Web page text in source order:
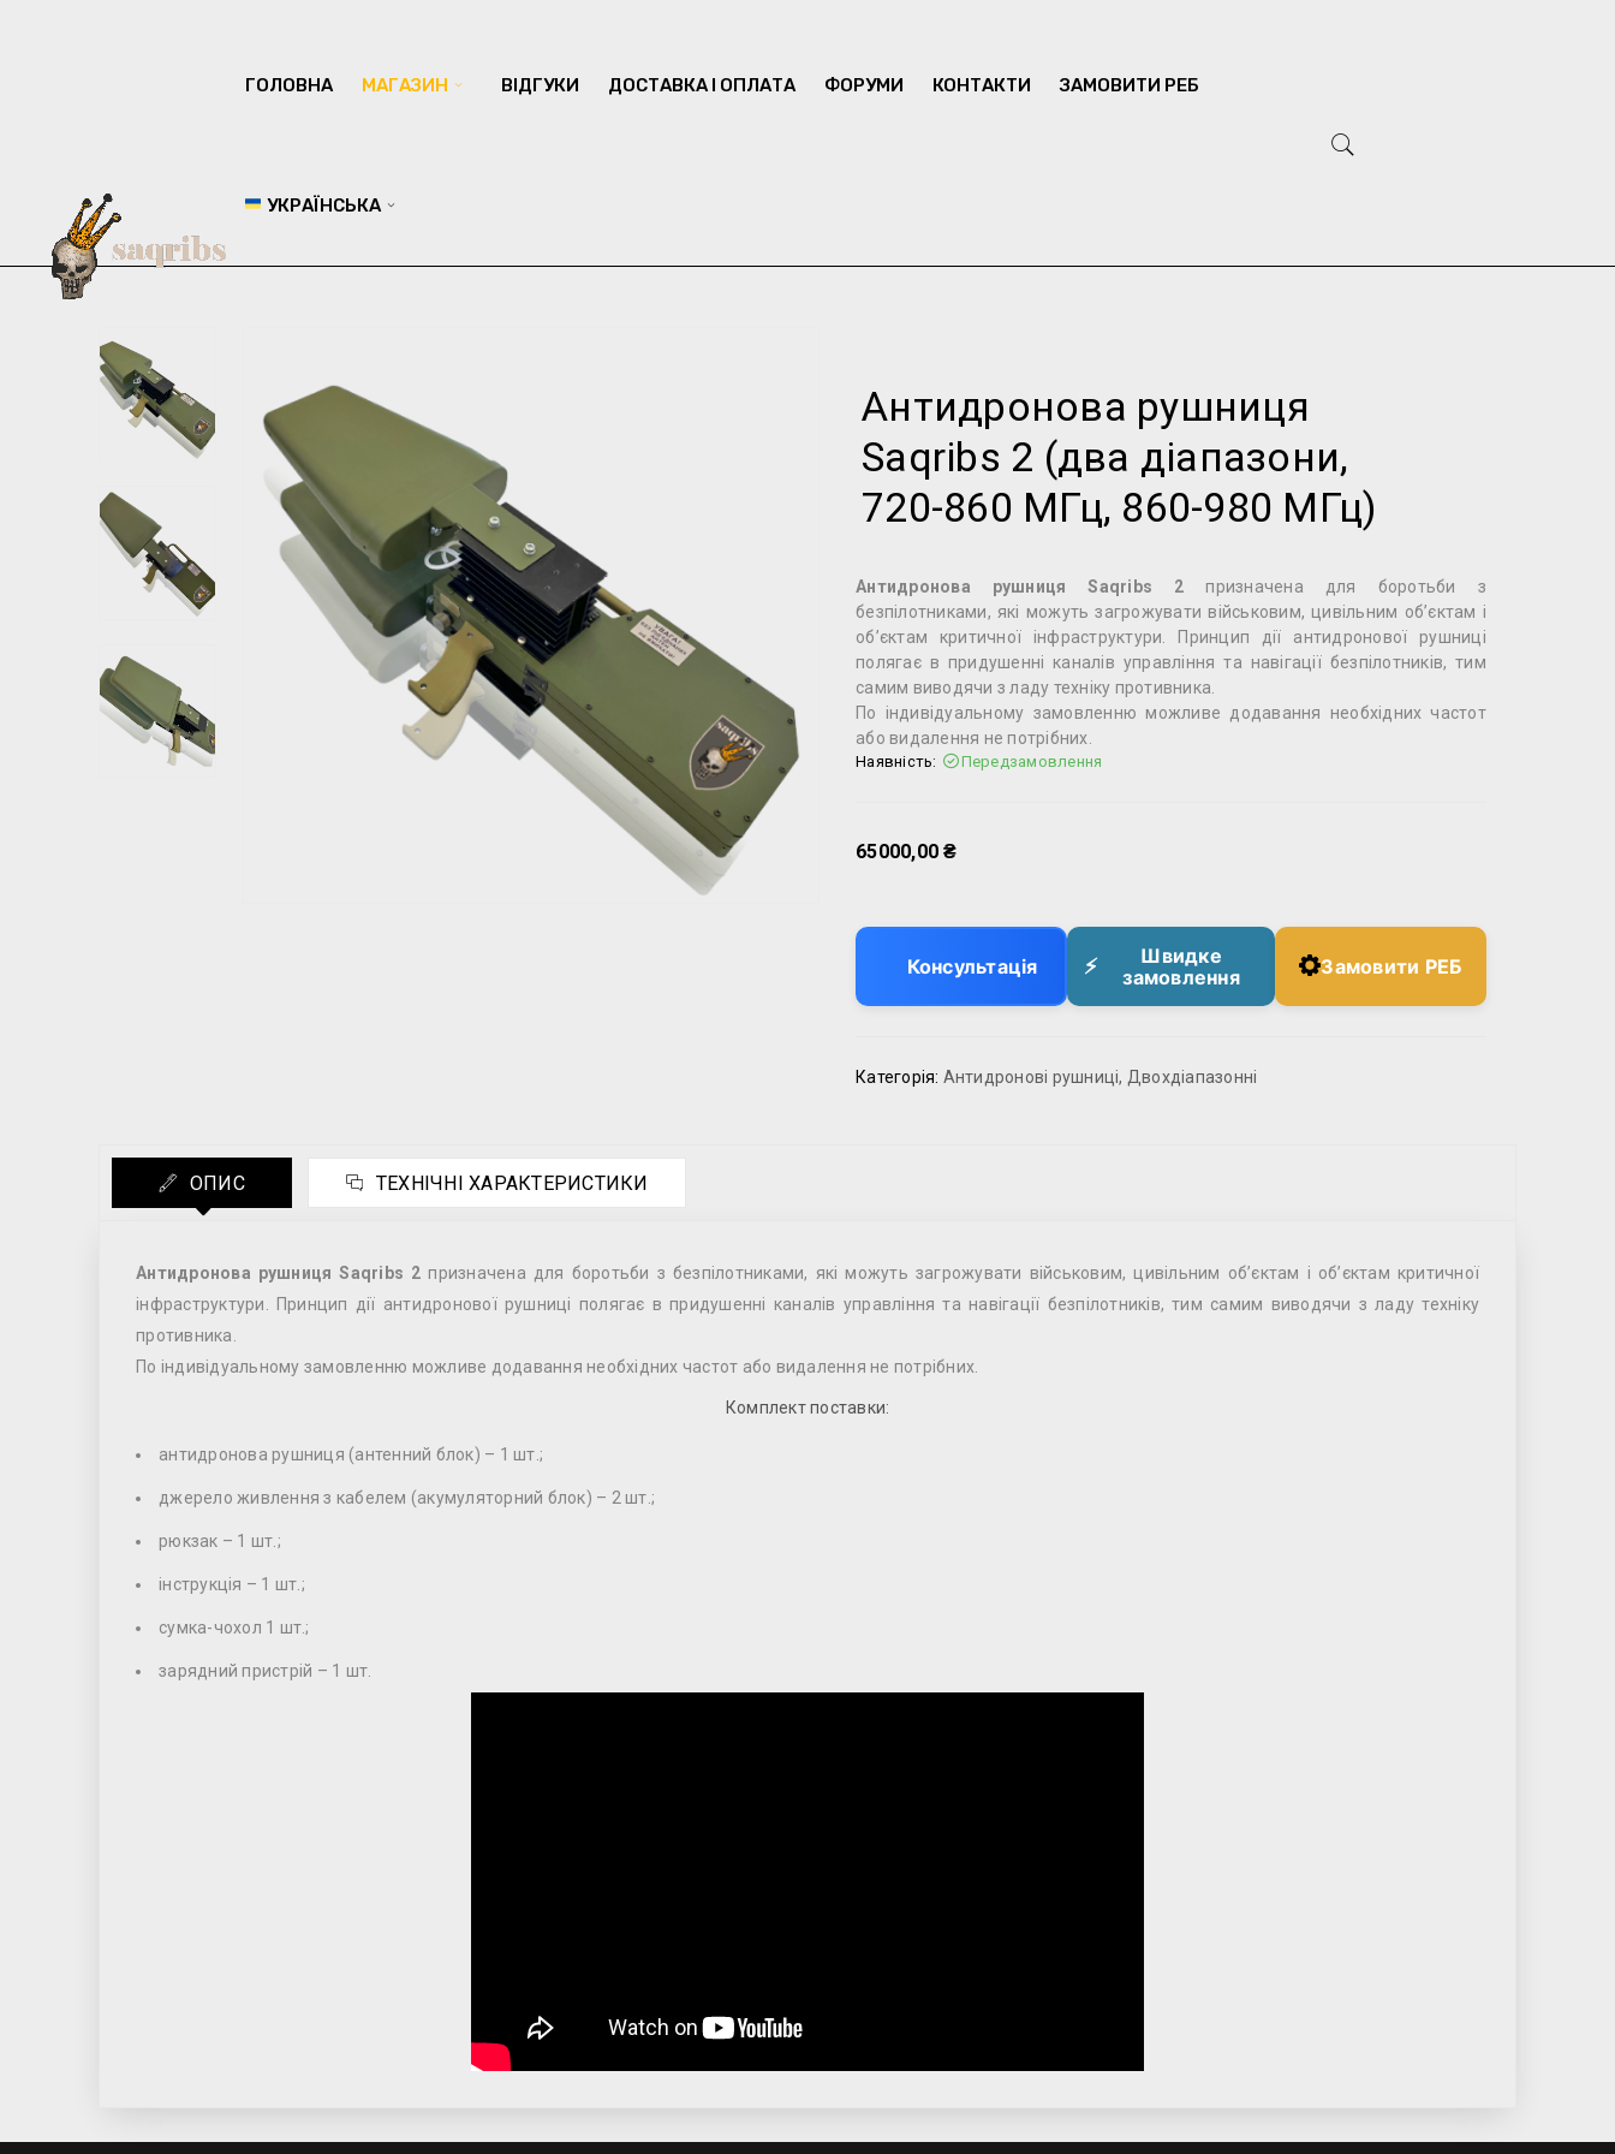
ГОЛОВНА МАГАЗИН ВІДГУКИ ДОСТАВКА І ОПЛАТА ФОРУМИ КОНТАКТИ ЗАМОВИТИ РЕБ
УКРАЇНСЬКА
Антидронова рушниця
Saqribs 2 (два діапазони,
720-860 МГц, 860-980 МГц)
Антидронова рушниця Saqribs 2 призначена для боротьби з
безпілотниками, які можуть загрожувати військовим, цивільним об’єктам і
об’єктам критичної інфраструктури. Принцип дії антидронової рушниці
полягає в придушенні каналів управління та навігації безпілотників, тим
самим виводячи з ладу техніку противника.
По індивідуальному замовленню можливе додавання необхідних частот
або видалення не потрібних.
Наявність: Передзамовлення
65000,00₴
Консультація
Швидке
замовлення
Замовити РЕБ
Категорія: Антидронові рушниці, Двохдіапазонні
ОПИС ТЕХНІЧНІ ХАРАКТЕРИСТИКИ
Антидронова рушниця Saqribs 2 призначена для боротьби з безпілотниками, які можуть загрожувати військовим, цивільним об’єктам і об’єктам критичної
інфраструктури. Принцип дії антидронової рушниці полягає в придушенні каналів управління та навігації безпілотників, тим самим виводячи з ладу техніку
противника.
По індивідуальному замовленню можливе додавання необхідних частот або видалення не потрібних.
Комплект поставки:
антидронова рушниця (антенний блок) – 1 шт.;
джерело живлення з кабелем (акумуляторний блок) – 2 шт.;
рюкзак – 1 шт.;
інструкція – 1 шт.;
сумка-чохол 1 шт.;
зарядний пристрій – 1 шт.